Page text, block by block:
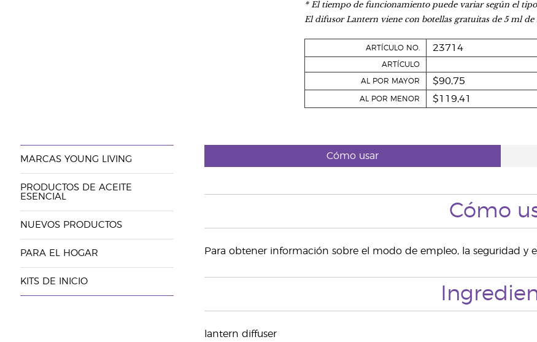
* El tiempo de funcionamiento puede variar según el
El difusor Lantern viene con botellas gratuitas de 5 ml de
ARTÍCULO NO. 23714
ARTÍCULO
AL POR MAYOR $90,75
AL POR MENOR $119,41
MARCAS YOUNG LIVING
PRODUCTOS DE ACEITE
ESENCIAL
NUEVOS PRODUCTOS
PARA EL HOGAR
KITS DE INICIO
Cómo usar
Cómo
Para obtener información sobre el modo de empleo, la seguridad y
lantern diffuser